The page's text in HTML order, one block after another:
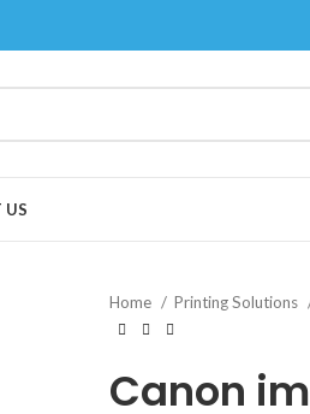
US
Home Printing Solutions
Canon